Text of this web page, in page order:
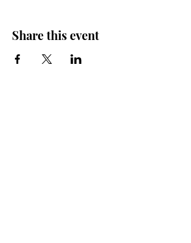
Share this event